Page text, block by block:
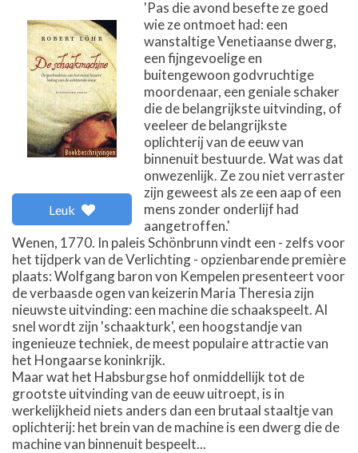
Leuk
'Pas die avond besefte ze goed
wie ze ontmoet had: een
wanstaltige Venetiaanse dwerg,
een fijngevoelige en
buitengewoon godvruchtige
moordenaar, een geniale schaker
die de belangrijkste uitvinding, of
veeleer de belangrijkste
oplichterij van de eeuw van
binnenuit bestuurde. Wat was dat
onwezenlijk. Ze zou niet verraster
zijn geweest als ze een aap of een
mens zonder onderlijf had
aangetroffen.'
Wenen, 1770. In paleis Schönbrunn vindt een - zelfs voor
het tijdperk van de Verlichting - opzienbarende première
plaats: Wolfgang baron von Kempelen presenteert voor
de verbaasde ogen van keizerin Maria Theresia zijn
nieuwste uitvinding: een machine die schaakspeelt. Al
snel wordt zijn 'schaakturk', een hoogstandje van
ingenieuze techniek, de meest populaire attractie van
het Hongaarse koninkrijk.
Maar wat het Habsburgse hof onmiddellijk tot de
grootste uitvinding van de eeuw uitroept, is in
werkelijkheid niets anders dan een brutaal staaltje van
oplichterij: het brein van de machine is een dwerg die de
machine van binnenuit bespeelt...